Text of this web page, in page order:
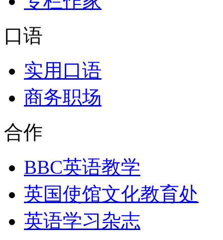
口语
实用口语
商务职场
合作
BBC英语教学
英国使馆文化教育处
英语学习杂志